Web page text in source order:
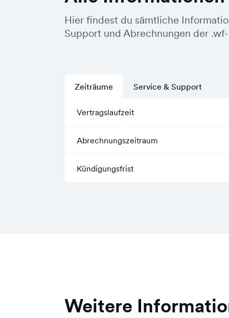
Hier findest du sämtliche
Support und Abrechnungen der
Zeiträume
Vertragslaufzeit
Abrechnungszeitraum
Kündigungsfrist
Service & Support
Weitere